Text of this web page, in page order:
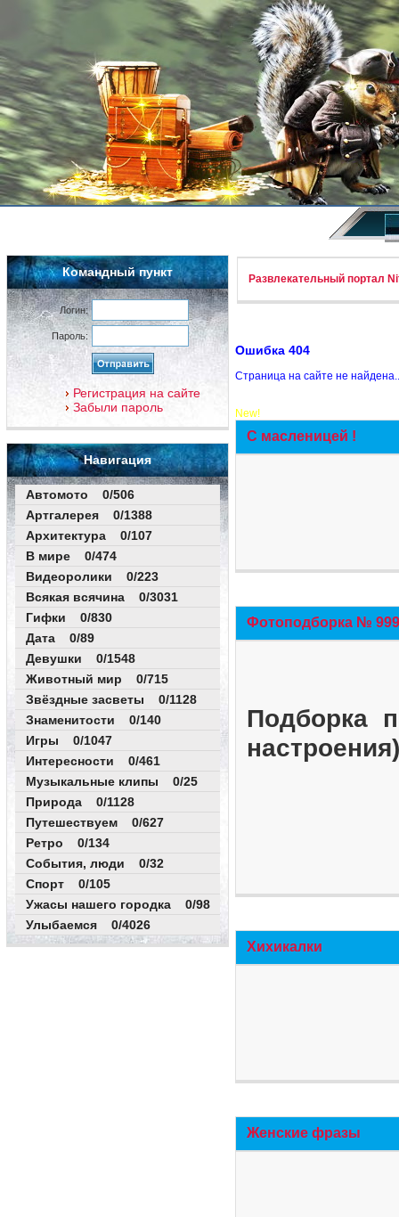
Командный пункт
Логин:
Пароль:
Регистрация на сайте
Забыли пароль
Навигация
Автомото 0/506
Артгалерея 0/1388
Архитектура 0/107
В мире 0/474
Видеоролики 0/223
Всякая всячина 0/3031
Гифки 0/830
Дата 0/89
Девушки 0/1548
Животный мир 0/715
Звёздные засветы 0/1128
Знаменитости 0/140
Игры 0/1047
Интересности 0/461
Музыкальные клипы 0/25
Природа 0/1128
Путешествуем 0/627
Ретро 0/134
События, люди 0/32
Спорт 0/105
Ужасы нашего городка 0/98
Улыбаемся 0/4026
Развлекательный портал
Ошибка 404
Страница на сайте не
New!
С масленицей !
Фотоподборка №
Подборка
Хихикалки
Женские фразы